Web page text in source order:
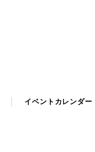
イベントカレンダー